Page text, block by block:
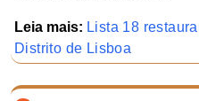
Leia mais: Lista 18
Distrito de Lisboa